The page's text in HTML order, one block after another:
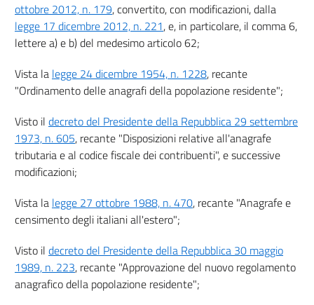
ottobre 2012, n. 179, convertito, con modificazioni, dalla
legge 17 dicembre 2012, n. 221, e, in particolare, il comma 6,
lettere a) e b) del medesimo articolo 62;
Vista la legge 24 dicembre 1954, n. 1228, recante
"Ordinamento delle anagrafi della popolazione residente";
Visto il decreto del Presidente della Repubblica 29 settembre
1973, n. 605, recante "Disposizioni relative all'anagrafe
tributaria e al codice fiscale dei contribuenti", e successive
modificazioni;
Vista la legge 27 ottobre 1988, n. 470, recante "Anagrafe e
censimento degli italiani all'estero";
Visto il decreto del Presidente della Repubblica 30 maggio
1989, n. 223, recante "Approvazione del nuovo regolamento
anagrafico della popolazione residente";